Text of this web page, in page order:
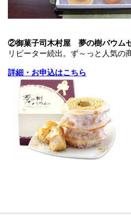
②御菓子司木村屋 夢の樹バウム
リピーター続出。ず～っと人気の
詳細・お申込はこちら